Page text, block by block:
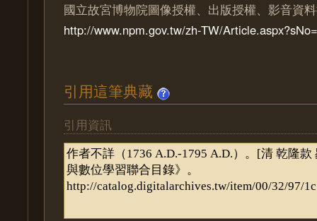
國立故宮博物院圖像授權、出版授權、影音資
http://www.npm.gov.tw/zh-TW/
引用這筆典藏
引用資訊